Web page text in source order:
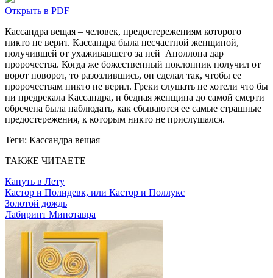
Открыть в PDF
Кассандра вещая – человек, предостережениям которого
никто не верит. Кассандра была несчастной женщиной,
получившей от ухаживавшего за ней Аполлона дар
пророчества. Когда же божественный поклонник получил от
ворот поворот, то разозлившись, он сделал так, чтобы ее
пророчествам никто не верил. Греки слушать не хотели что бы
ни предрекала Кассандра, и бедная женщина до самой смерти
обречена была наблюдать, как сбываются ее самые страшные
предостережения, к которым никто не прислушался.
Теги: Кассандра вещая
ТАКЖЕ ЧИТАЕТЕ
Кануть в Лету
Кастор и Полидевк, или Кастор и Поллукс
Золотой дождь
Лабиринт Минотавра